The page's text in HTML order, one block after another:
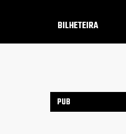
BILHETEIRA
PUB